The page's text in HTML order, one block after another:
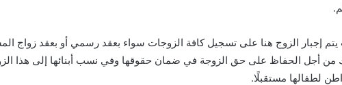
إجبار الزوج هنا على تسجيل كافة الزوجات سواء بعقد رسمي أو بعقد زواج
من أجل الحفاظ على حق الزوجة في ضمان حقوقها وفي نسب أبنائها إلى هذا
لطفالها مستقبلًا.